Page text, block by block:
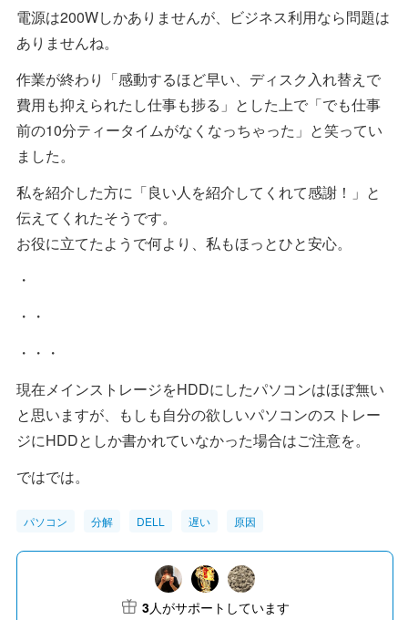
電源は200Wしかありませんが、ビジネス利用なら問題は
ありませんね。
作業が終わり「感動するほど早い、ディスク入れ替えで
費用も抑えられたし仕事も捗る」とした上で「でも仕事
前の10分ティータイムがなくなっちゃった」と笑ってい
ました。
私を紹介した方に「良い人を紹介してくれて感謝！」と
伝えてくれたそうです。
お役に立てたようで何より、私もほっとひと安心。
・
・・
・・・
現在メインストレージをHDDにしたパソコンはほぼ無い
と思いますが、もしも自分の欲しいパソコンのストレー
ジにHDDとしか書かれていなかった場合はご注意を。
ではでは。
パソコン 分解 DELL 遅い 原因
3人がサポートしています